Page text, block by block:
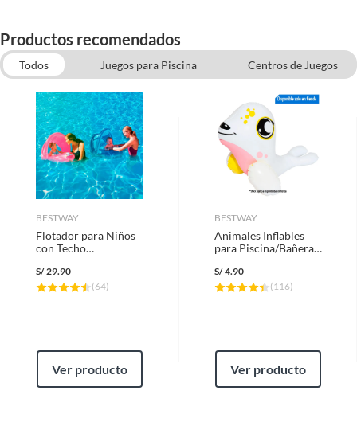
Productos recomendados
Todos Juegos para Piscina
Centros de Juegos
Otros Accesorios para bicicletas
Sombrillas para Terraza
BESTWAY
Flotador para Niños
con Techo
Azul/Fucsia
S/29.90
(64)
Ver producto
BESTWAY
Animales Inflables
para Piscina/Bañera
S/4.90
( 116)
Ver producto